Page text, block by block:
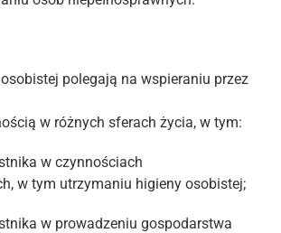
polegają na wspieraniu przez
w różnych sferach życia, w tym:
w czynnościach
w tym utrzymaniu higieny osobistej;
w prowadzeniu gospodarstwa